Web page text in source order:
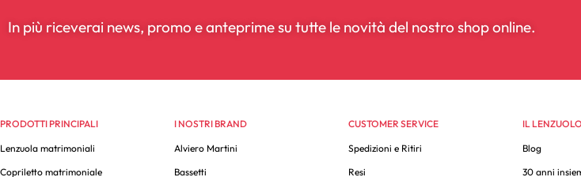
In più riceverai news, promo e anteprime su tutte le novità del nostro shop online.
PRODOTTI PRINCIPALI
Lenzuola matrimoniali
Copriletto matrimoniale
I NOSTRI BRAND
Alviero Martini
Bassetti
CUSTOMER SERVICE
Spedizioni e Ritiri
Resi
IL LENZUOLO
Blog
30 anni